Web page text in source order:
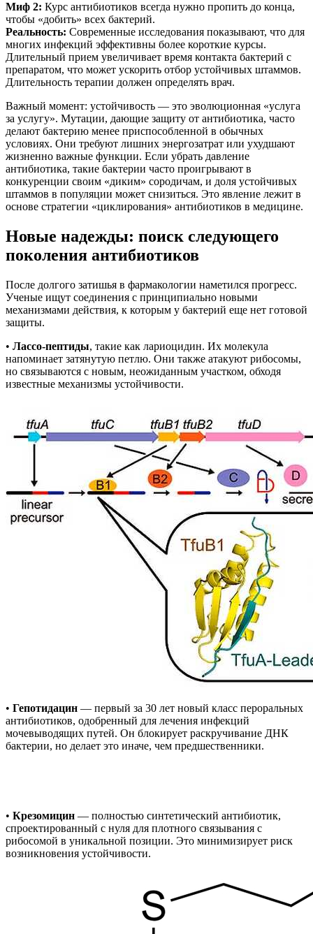
Миф 2: Курс антибиотиков всегда нужно пропить до конца,
чтобы «добить» всех бактерий.
Реальность: Современные исследования показывают, что для
многих инфекций эффективны более короткие курсы.
Длительный прием увеличивает время контакта бактерий с
препаратом, что может ускорить отбор устойчивых штаммов.
Длительность терапии должен определять врач.
Важный момент: устойчивость — это эволюционная «услуга
за услугу». Мутации, дающие защиту от антибиотика, часто
делают бактерию менее приспособленной в обычных
условиях. Они требуют лишних энергозатрат или ухудшают
жизненно важные функции. Если убрать давление
антибиотика, такие бактерии часто проигрывают в
конкуренции своим «диким» сородичам, и доля устойчивых
штаммов в популяции может снизиться. Это явление лежит в
основе стратегии «циклирования» антибиотиков в медицине.
Новые надежды: поиск следующего
поколения антибиотиков
После долгого затишья в фармакологии наметился прогресс.
Ученые ищут соединения с принципиально новыми
механизмами действия, к которым у бактерий еще нет готовой
защиты.
• Лассо-пептиды, такие как лариоцидин. Их молекула
напоминает затянутую петлю. Они также атакуют рибосомы,
но связываются с новым, неожиданным участком, обходя
известные механизмы устойчивости.
• Гепотидацин — первый за 30 лет новый класс пероральных
антибиотиков, одобренный для лечения инфекций
мочевыводящих путей. Он блокирует раскручивание ДНК
бактерии, но делает это иначе, чем предшественники.
• Крезомицин — полностью синтетический антибиотик,
спроектированный с нуля для плотного связывания с
рибосомой в уникальной позиции. Это минимизирует риск
возникновения устойчивости.